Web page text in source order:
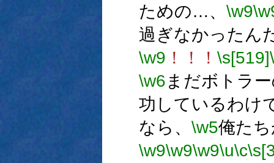
ための…、 \w9
過ぎなかったん
\w9 ！！！ \s[519]
\w6まだボトラ
功しているわけ
なら、 \w5俺た
\w9\w9\w9\u\c